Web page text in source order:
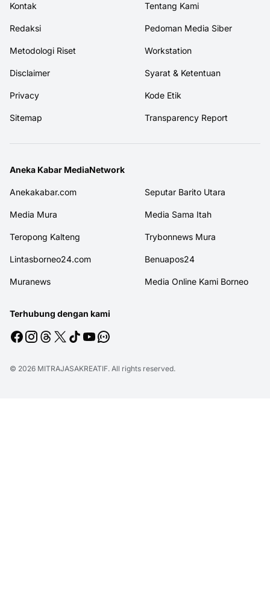
Kontak Tentang Kami
Redaksi Pedoman Media Siber
Metodologi Riset Workstation
Disclaimer Syarat & Ketentuan
Privacy Kode Etik
Sitemap Transparency Report
Aneka Kabar MediaNetwork
Anekakabar.com Seputar Barito Utara
Media Mura Media Sama Itah
Teropong Kalteng Trybonnews Mura
Lintasborneo24.com Benuapos24
Muranews Media Online Kami Borneo
Terhubung dengan kami
© 2026 MITRAJASAKREATIF. All rights reserved.